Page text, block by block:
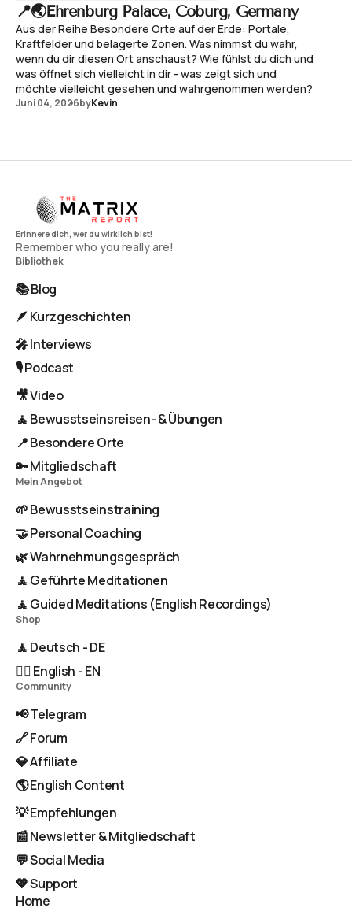
📍🌏Ehrenburg Palace, Coburg, Germany
Aus der Reihe Besondere Orte auf der Erde: Portale,
Kraftfelder und belagerte Zonen. Was nimmst du wahr,
wenn du dir diesen Ort anschaust? Wie fühlst du dich und
was öffnet sich vielleicht in dir - was zeigt sich und
möchte vielleicht gesehen und wahrgenommen werden?
Juni 04, 2026byKevin
Remember who you really are!
Bibliothek
📚 Blog
🪶 Kurzgeschichten
🎤 Interviews
🎙️ Podcast
🎥 Video
🧘 Bewusstseinsreisen- & Übungen
📍 Besondere Orte
🔑 Mitgliedschaft
Mein Angebot
🌱 Bewusstseinstraining
🤝 Personal Coaching
🌿 Wahrnehmungsgespräch
🧘 Geführte Meditationen
🧘 Guided Meditations (English Recordings)
Shop
🧘 Deutsch - DE
🧘‍♂️ English - EN
Community
📢 Telegram
🔗 Forum
💎 Affiliate
🌎 English Content
💡 Empfehlungen
📰 Newsletter & Mitgliedschaft
💬 Social Media
💖 Support
Home